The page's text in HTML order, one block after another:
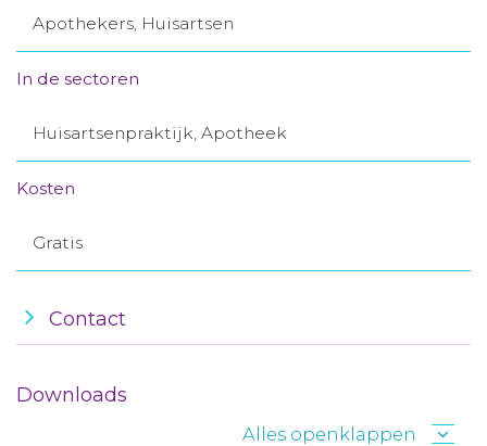
Toegang leeromgeving
Apothekers, Huisartsen
In de sectoren
Huisartsenpraktijk, Apotheek
Kosten
Gratis
Contact
Downloads
Alles openklappen